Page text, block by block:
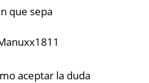
que sepa
aceptar la duda